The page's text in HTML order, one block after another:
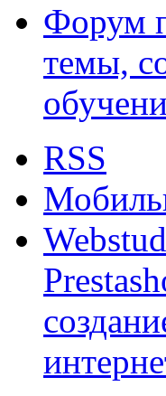
Форум
темы,
RSS